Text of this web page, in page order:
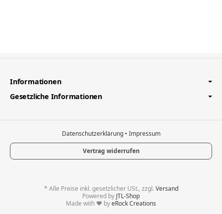
Informationen
Gesetzliche Informationen
Datenschutzerklärung • Impressum
Vertrag widerrufen
* Alle Preise inkl. gesetzlicher USt., zzgl.Versand
Powered by JTL-Shop
Made with ♥ byeRock Creations